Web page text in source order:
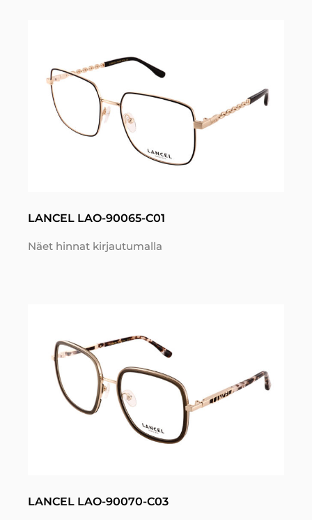
LANCEL LAO-90065-C01
Näet hinnat kirjautumalla
LANCEL LAO-90070-C03